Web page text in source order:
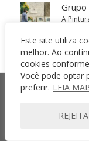
Este site utiliza
melhor. Ao
cookies
Você pode optar
preferir. LEIA
A
Cadastre-se para